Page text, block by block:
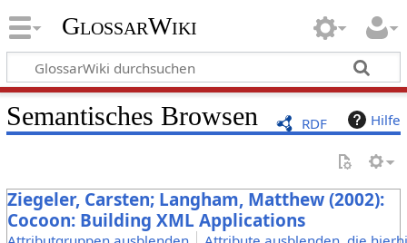
GlossarWiki
RDF Hilfe
Semantisches Browsen
Ziegeler, Carsten; Langham, Matthew (2002):
Cocoon: Building XML Applications